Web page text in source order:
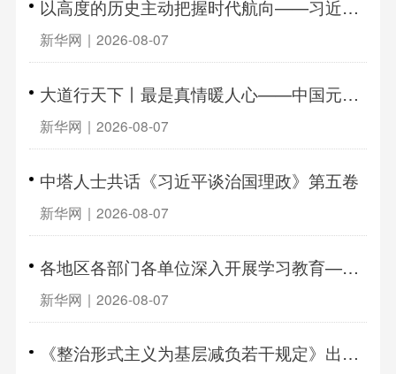
以高度的历史主动把握时代航向——习近平党建思想理论品格系列述评之二
新华网 | 2026-08-07
大道行天下丨最是真情暖人心——中国元首外交的世界情怀与大国气派
新华网 | 2026-08-07
中塔人士共话《习近平谈治国理政》第五卷
新华网 | 2026-08-07
各地区各部门各单位深入开展学习教育——着力在为民造福上出实招、求实效
新华网 | 2026-08-07
《整治形式主义为基层减负若干规定》出台两周年观察：为基层减负 促实干担当